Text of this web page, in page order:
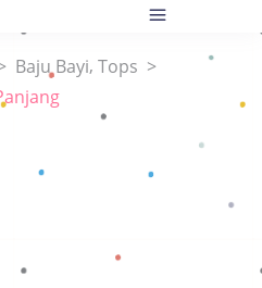
Baju Bayi, Tops >